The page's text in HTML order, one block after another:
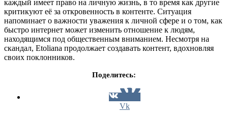
каждый имеет право на личную жизнь, в то время как другие
критикуют её за откровенность в контенте. Ситуация
напоминает о важности уважения к личной сфере и о том, как
быстро интернет может изменить отношение к людям,
находящимся под общественным вниманием. Несмотря на
скандал, Etoliana продолжает создавать контент, вдохновляя
своих поклонников.
Поделитесь:
Vk